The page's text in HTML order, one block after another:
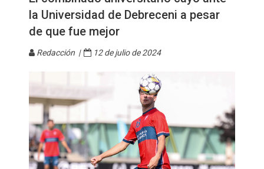
la Universidad de Debreceni a pesar
de que fue mejor
Redacción | 12 de julio de 2024